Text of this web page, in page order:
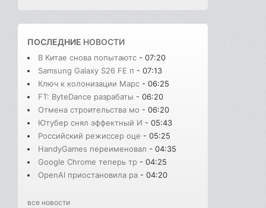
ПОСЛЕДНИЕ НОВОСТИ
В Китае снова попытаютс - 07:20
Samsung Galaxy S26 FE п - 07:13
Ключ к колонизации Марс - 06:25
FT: ByteDance разрабаты - 06:20
Отмена строительства мо - 06:20
Ютубер снял эффектный И - 05:43
Российский режиссер оце - 05:25
HandyGames переименовал - 04:35
Google Chrome теперь тр - 04:25
OpenAI приостановила ра - 04:20
все новости